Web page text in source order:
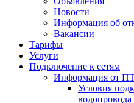
Новости
Информация об
Вакансии
Тарифы
Услуги
Подключение к сетям
Информация от
Условия